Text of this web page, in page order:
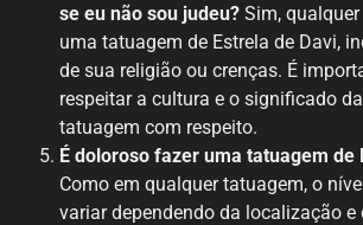
se eu não sou judeu? Sim,
uma tatuagem de Estrela de Davi,
de sua religião ou crenças. É
respeitar a cultura e o significado
tatuagem com respeito.
É doloroso fazer uma tatuagem de
Como em qualquer tatuagem, o
variar dependendo da localização